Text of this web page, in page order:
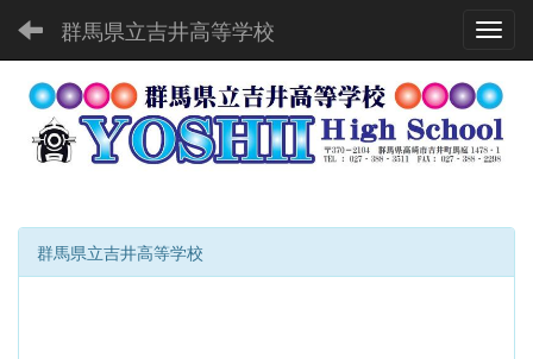
群馬県立吉井高等学校
群馬県立吉井高等学校